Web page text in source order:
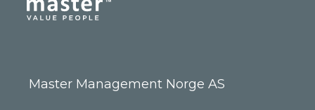
Master Management Norge AS